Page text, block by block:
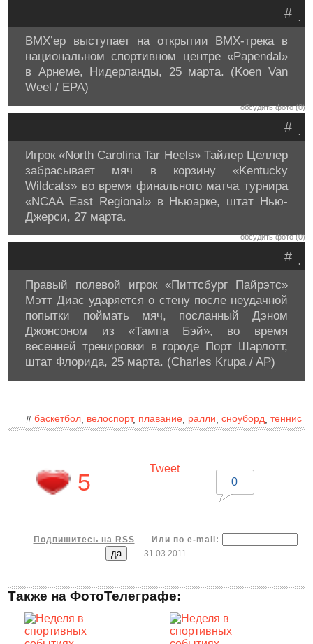
.
#
BMX’ер выступает на открытии BMX-трека в
национальном спортивном центре «Papendal»
в Арнеме, Нидерланды, 25 марта. (Koen Van
Weel / EPA)
обсудить фото (0)
.
#
Игрок «North Carolina Tar Heels» Тайлер Целлер
забрасывает мяч в корзину «Kentucky
Wildcats» во время финального матча турнира
«NCAA East Regional» в Ньюарке, штат Нью-
Джерси, 27 марта.
обсудить фото (0)
.
#
Правый полевой игрок «Питтсбург Пайрэтс»
Мэтт Диас ударяется о стену после неудачной
попытки поймать мяч, посланный Дэном
Джонсоном из «Тампа Бэй», во время
весенней тренировки в городе Порт Шарлотт,
штат Флорида, 25 марта. (Charles Krupa / AP)
# баскетбол, велоспорт, плавание, ралли сноуборд, теннис
5
Tweet
0
Подпишитесь на RSS
Или по e-mail:
31.03.2011
Также на ФотоТелеграфе: